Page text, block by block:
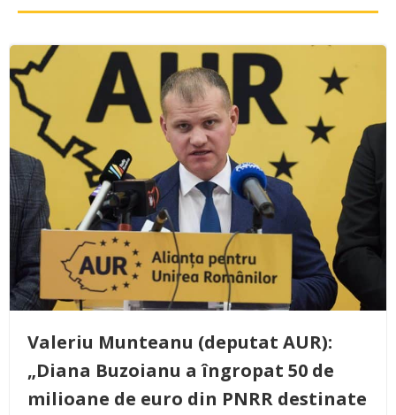
Valeriu Munteanu (deputat AUR):
„Diana Buzoianu a îngropat 50 de
milioane de euro din PNRR destinate